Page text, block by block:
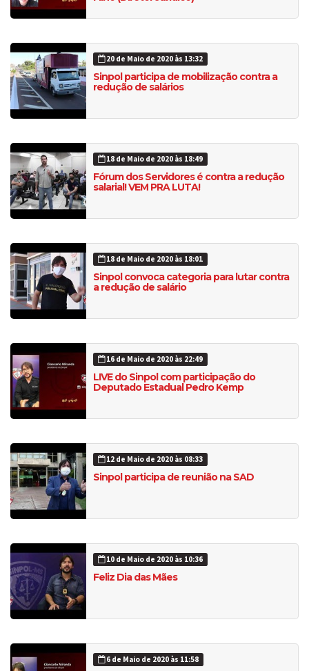
20 de Maio de 2020 às 13:32
Sinpol participa de mobilização contra a
redução de salários
18 de Maio de 2020 às 18:49
Fórum dos Servidores é contra a redução
salarial! VEM PRA LUTA!
18 de Maio de 2020 às 18:01
Sinpol convoca categoria para lutar contra
a redução de salário
16 de Maio de 2020 às 22:49
LIVE do Sinpol com participação do
Deputado Estadual Pedro Kemp
12 de Maio de 2020 às 08:33
Sinpol participa de reunião na SAD
10 de Maio de 2020 às 10:36
Feliz Dia das Mães
6 de Maio de 2020 às 11:58